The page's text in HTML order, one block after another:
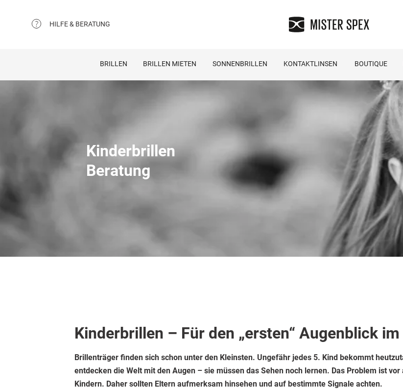
HILFE & BERATUNG
BRILLEN BRILLEN MIETEN SONNENBRILLEN KONTAKTLINSEN BOUTIQUE
Kinderbrillen
Beratung
Kinderbrillen – Für den „ersten“ Augenblick im
Brillenträger finden sich schon unter den Kleinsten. Ungefähr jedes 5. Kind bekommt
entdecken die Welt mit den Augen – sie müssen das Sehen noch lernen. Das Problem ist
Kindern. Daher sollten Eltern aufmerksam hinsehen und auf bestimmte Signale achten.